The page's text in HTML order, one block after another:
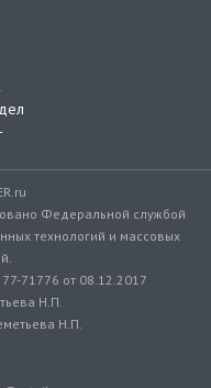
Федеральной службой
технологий и массовых
71776 от 08.12.2017
Н.П.
Н.П.